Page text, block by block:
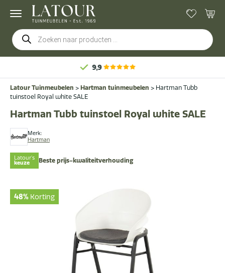
Producten
zoeken
Latour Tuinmeubelen > Hartman tuinmeubelen > Hartman Tubb
tuinstoel Royal white SALE
Merk:
Hartman
Hartman Tubb tuinstoel Royal white SALE
Latour's
keuze Beste prijs-kwaliteitverhouding
48% Korting